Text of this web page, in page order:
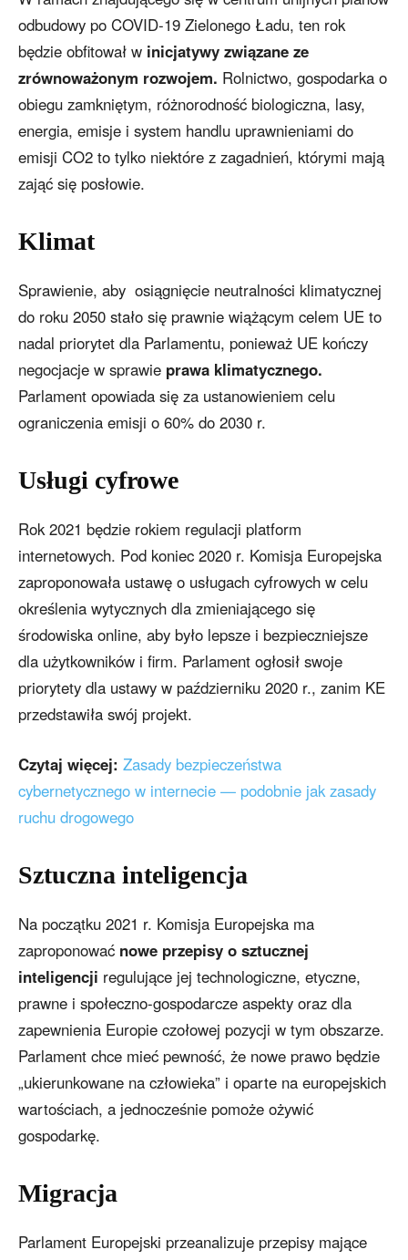
odbudowy po COVID-19 Zielonego Ładu, ten rok
będzie obfitował w inicjatywy związane ze
zrównoważonym rozwojem. Rolnictwo, gospodarka o
obiegu zamkniętym, różnorodność biologiczna, lasy,
energia, emisje i system handlu uprawnieniami do
emisji CO2 to tylko niektóre z zagadnień, którymi mają
zająć się posłowie.
Klimat
Sprawienie, aby osiągnięcie neutralności klimatycznej
do roku 2050 stało się prawnie wiążącym celem UE to
nadal priorytet dla Parlamentu, ponieważ UE kończy
negocjacje w sprawie prawa klimatycznego.
Parlament opowiada się za ustanowieniem celu
ograniczenia emisji o 60% do 2030 r.
Usługi cyfrowe
Rok 2021 będzie rokiem regulacji platform
internetowych. Pod koniec 2020 r. Komisja Europejska
zaproponowała ustawę o usługach cyfrowych w celu
określenia wytycznych dla zmieniającego się
środowiska online, aby było lepsze i bezpieczniejsze
dla użytkowników i firm. Parlament ogłosił swoje
priorytety dla ustawy w październiku 2020 r., zanim KE
przedstawiła swój projekt.
Czytaj więcej: Zasady bezpieczeństwa
cybernetycznego w internecie — podobnie jak zasady
ruchu drogowego
Sztuczna inteligencja
Na początku 2021 r. Komisja Europejska ma
zaproponować nowe przepisy o sztucznej
inteligencji regulujące jej technologiczne, etyczne,
prawne i społeczno-gospodarcze aspekty oraz dla
zapewnienia Europie czołowej pozycji w tym obszarze.
Parlament chce mieć pewność, że nowe prawo będzie
„ukierunkowane na człowieka” i oparte na europejskich
wartościach, a jednocześnie pomoże ożywić
gospodarkę.
Migracja
Parlament Europejski przeanalizuje przepisy mające